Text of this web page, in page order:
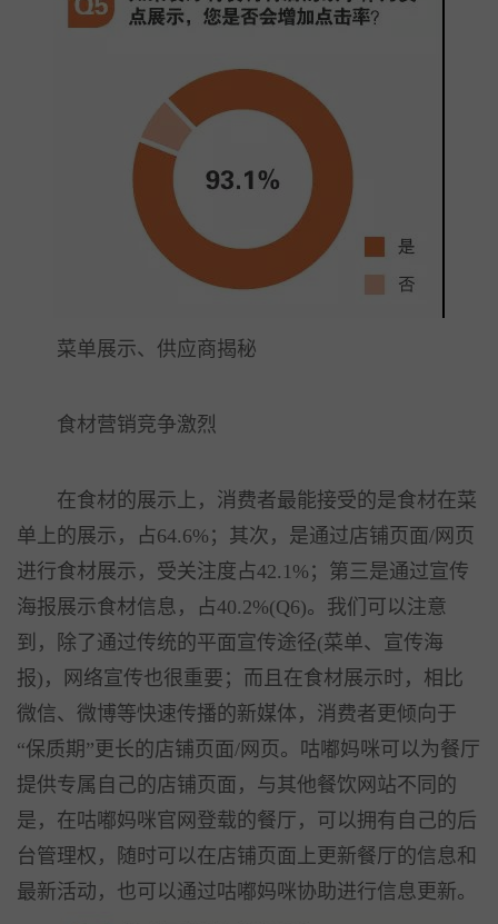
菜单展示、供应商揭秘
食材营销竞争激烈
在食材的展示上，消费者最能接受的是食材在菜
单上的展示，占64.6%；其次，是通过店铺页面/网页
进行食材展示，受关注度占42.1%；第三是通过宣传
海报展示食材信息，占40.2%(Q6)。我们可以注意
到，除了通过传统的平面宣传途径(菜单、宣传海
报)，网络宣传也很重要；而且在食材展示时，相比
微信、微博等快速传播的新媒体，消费者更倾向于
“保质期”更长的店铺页面/网页。咕嘟妈咪可以为餐厅
提供专属自己的店铺页面，与其他餐饮网站不同的
是，在咕嘟妈咪官网登载的餐厅，可以拥有自己的后
台管理权，随时可以在店铺页面上更新餐厅的信息和
最新活动，也可以通过咕嘟妈咪协助进行信息更新。